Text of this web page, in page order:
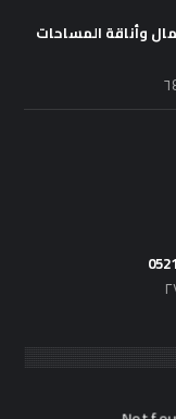
وأناقة المساحات